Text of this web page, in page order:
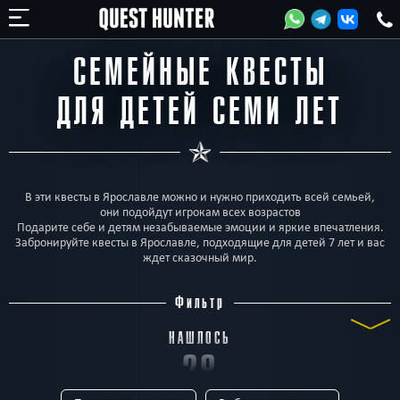
СЕМЕЙНЫЕ КВЕСТЫ
ДЛЯ ДЕТЕЙ СЕМИ ЛЕТ
В эти квесты в Ярославле можно и нужно приходить всей семьей,
они подойдут игрокам всех возрастов
Подарите себе и детям незабываемые эмоции и яркие впечатления.
Забронируйте квесты в Ярославле, подходящие для детей 7 лет и вас
ждет сказочный мир.
Фильтр
НАШЛОСЬ
28